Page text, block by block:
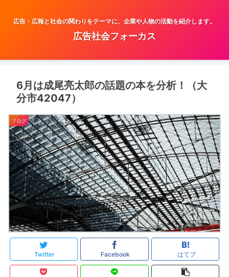
広告・広報と社会の関わりをテーマに、企業や人物の活動を紹介します。
広告社会フォーカス
6月は成尾亮太郎の話題の本を分析！（大
分市42047）
ブログ
Twitter Facebook はてブ